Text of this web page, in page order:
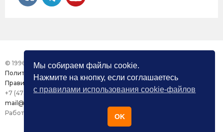
© 1996 – 2026 Фонд «Центр Защиты Прав СМИ»
Политика конфиденциальности
Правила использования сайта
+7 (473) 277-82-26
mail@mmdc.ru
Работа сайта поддерживается ООО «Медиазащита»
Мы собираем файлы cookie.
Нажмите на кнопку, если соглашаетесь
с правилами использования cookie-файлов
OK